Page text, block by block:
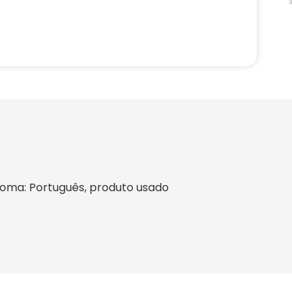
Português, produto usado